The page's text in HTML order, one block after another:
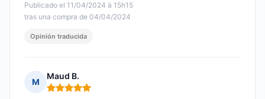
Publicado el 11/04/2024 à 15h15
tras una compra de 04/04/2024
Opinión traducida
M
Maud B.
Nota: 5 de 5